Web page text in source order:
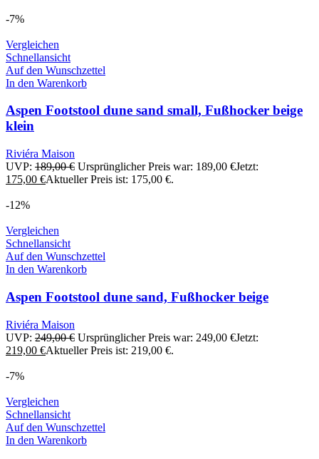
-7%
Vergleichen
Schnellansicht
Auf den Wunschzettel
In den Warenkorb
Aspen Footstool dune sand small, Fußhocker beige
klein
Riviéra Maison
UVP: 189,00€ Ursprünglicher Preis war: 189,00 €Jetzt:
175,00 €Aktueller Preis ist: 175,00 €.
-12%
Vergleichen
Schnellansicht
Auf den Wunschzettel
In den Warenkorb
Aspen Footstool dune sand, Fußhocker beige
Riviéra Maison
UVP: 249,00€ Ursprünglicher Preis war: 249,00 €Jetzt:
219,00 €Aktueller Preis ist: 219,00 €.
-7%
Vergleichen
Schnellansicht
Auf den Wunschzettel
In den Warenkorb